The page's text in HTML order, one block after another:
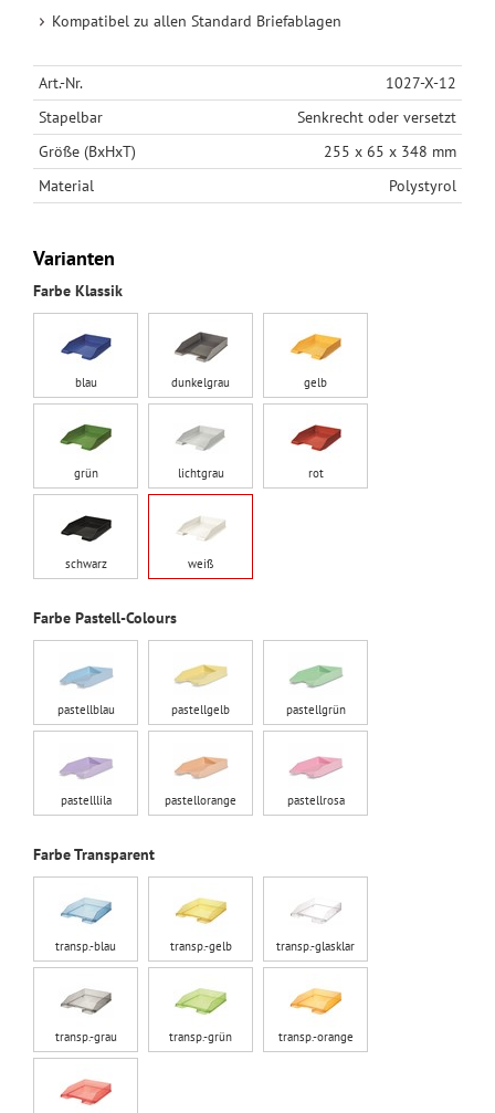
Kompatibel zu allen Standard Briefablagen
Art.-Nr.
1027-X-12
Stapelbar
Senkrecht oder versetzt
Größe (BxHxT)
255 x 65 x 348 mm
Material
Polystyrol
Varianten
Farbe Klassik
blau dunkelgrau gelb
grün lichtgrau rot
schwarz weiß
Farbe Pastell-Colours
pastellblau pastellgelb pastellgrün
pastelllila pastellorange pastellrosa
Farbe Transparent
transp.-blau transp.-gelb transp.-glasklar
transp.-grau transp.-grün transp.-orange